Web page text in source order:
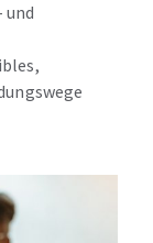
und